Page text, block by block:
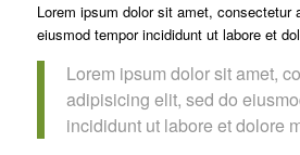
Lorem ipsum dolor sit amet, consectetur
eiusmod tempor incididunt ut labore et
Lorem ipsum dolor sit amet,
adipisicing elit, sed do
incididunt ut labore et dolore